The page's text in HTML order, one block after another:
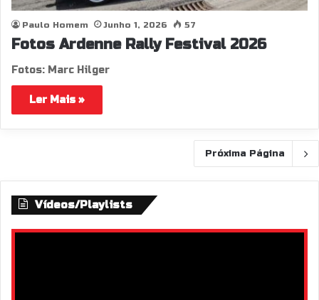
Paulo Homem Junho 1, 2026 57
Fotos Ardenne Rally Festival 2026
Fotos: Marc Hilger
Ler Mais »
Próxima Página
Vídeos/Playlists